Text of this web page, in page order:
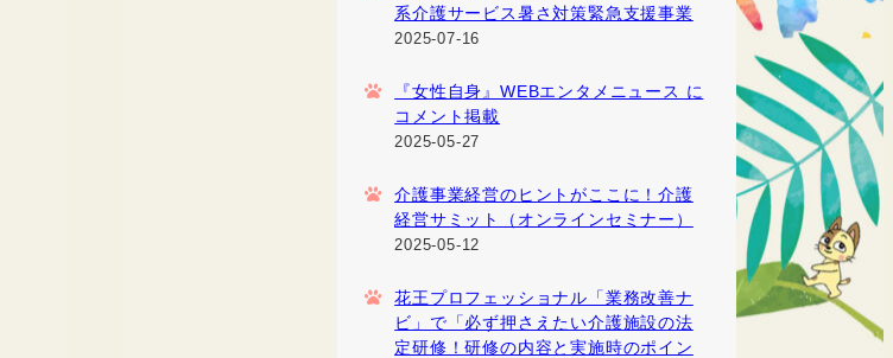
系介護サービス暑さ対策緊急支援事業
2025-07-16
『女性自身』WEBエンタメニュース に
コメント掲載
2025-05-27
介護事業経営のヒントがここに！介護
経営サミット（オンラインセミナー）
2025-05-12
花王プロフェッショナル「業務改善ナ
ビ」で「必ず押さえたい介護施設の法
定研修！研修の内容と実施時のポイン